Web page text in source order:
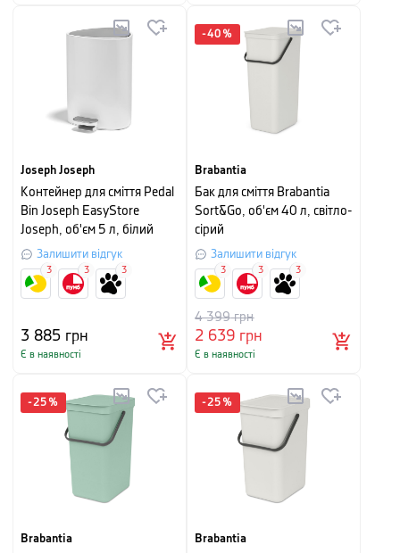
Joseph Joseph
Контейнер для сміття Pedal
Bin Joseph EasyStore
Joseph, об'єм 5 л, білий
Залишити відгук
3 885 грн
Є в наявності
3 3 3
-40 %
Brabantia
Бак для сміття Brabantia
Sort&Go, об'єм 40 л, світло-
сірий
Залишити відгук
2 639 грн
4 399грн
Є в наявності
3 3 3
-25 %
Brabantia
-25 %
Brabantia